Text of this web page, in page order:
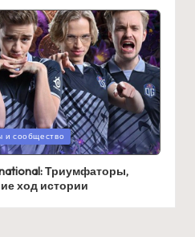
и сообщество
Триумфаторы,
ход истории